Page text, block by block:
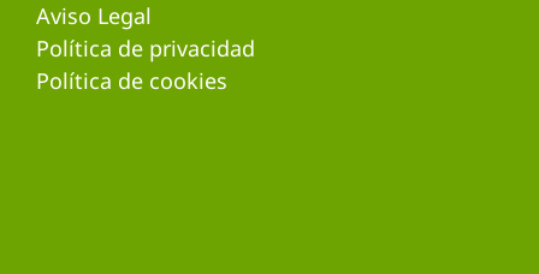
Aviso Legal
Política de privacidad
Política de cookies